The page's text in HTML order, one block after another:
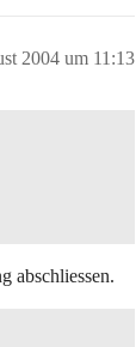
2004 um 11:13
abschliessen.